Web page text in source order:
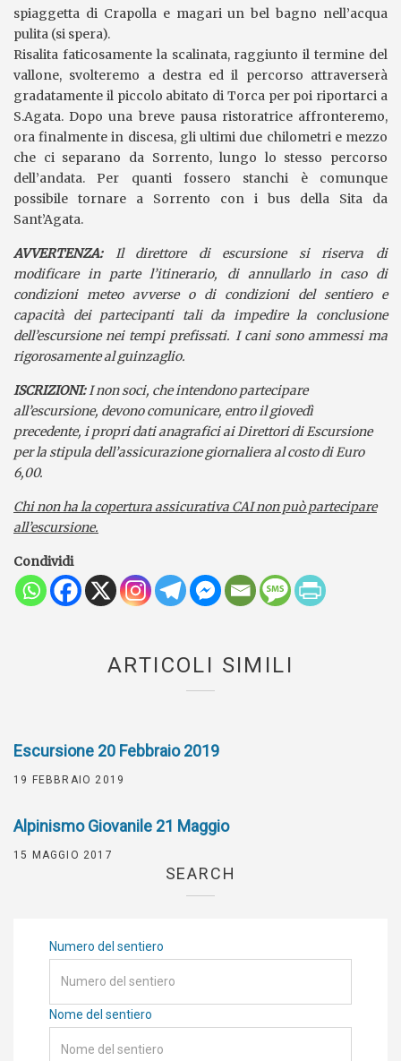
spiaggetta di Crapolla e magari un bel bagno nell’acqua
pulita (si spera).
Risalita faticosamente la scalinata, raggiunto il termine del
vallone, svolteremo a destra ed il percorso attraverserà
gradatamente il piccolo abitato di Torca per poi riportarci a
S.Agata. Dopo una breve pausa ristoratrice affronteremo,
ora finalmente in discesa, gli ultimi due chilometri e mezzo
che ci separano da Sorrento, lungo lo stesso percorso
dell’andata. Per quanti fossero stanchi è comunque
possibile tornare a Sorrento con i bus della Sita da
Sant’Agata.
AVVERTENZA:
Il direttore di escursione si riserva di
modificare in parte l’itinerario, di annullarlo in caso di
condizioni meteo avverse o di condizioni del sentiero e
capacità dei partecipanti tali da impedire la conclusione
dell’escursione nei tempi prefissati. I cani sono ammessi ma
rigorosamente al guinzaglio.
ISCRIZIONI:I non soci, che intendono partecipare
all’escursione, devono comunicare, entro il giovedì
precedente, i propri dati anagrafici ai Direttori di Escursione
per la stipula dell’assicurazione giornaliera al costo di Euro
6,00.
Chi non ha la copertura assicurativa CAI non può partecipare
all’escursione.
Condividi
ARTICOLI SIMILI
Escursione 20 Febbraio 2019
19 FEBBRAIO 2019
Alpinismo Giovanile 21 Maggio
15 MAGGIO 2017
SEARCH
Numero del sentiero
Nome del sentiero